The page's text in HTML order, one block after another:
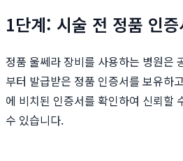
1단계: 시술 전 정품 인증
정품 울쎄라 장비를 사용하는 병원은
부터 발급받은 정품 인증서를 보유하
에 비치된 인증서를 확인하여 신뢰할
수 있습니다.